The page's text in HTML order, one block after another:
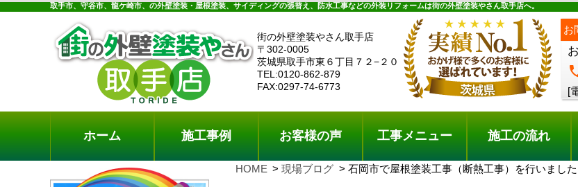
取手市、守谷市、龍ケ崎市、の外壁塗装・屋根塗装、サイディングの張替え、防水工事などの外装リフォームは街の外壁塗装やさん取手店へ。
街の外壁塗装やさん取手店
〒302-0005
茨城県取手市東６丁目７２−２０
TEL:0120-862-879
FAX:0297-74-6773
お
[
料金プラン 無料点検
ホーム 施工事例 お客様の声 工事メニュー 施工の流れ
HOME 現場ブログ 石岡市で屋根塗装工事（断熱工事）を行いました